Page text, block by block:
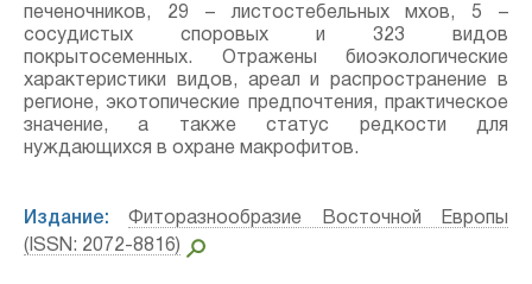
печеночников, 29 – листостебельных мхов, 5 –
сосудистых споровых и 323 видов
покрытосеменных. Отражены биоэкологические
характеристики видов, ареал и распространение в
регионе, экотопические предпочтения, практическое
значение, а также статус редкости для
нуждающихся в охране макрофитов.
Издание:
Фиторазнообразие Восточной Европы
(ISSN: 2072-8816)